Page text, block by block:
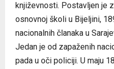
književnosti. Postavljen je
osnovnoj školi u Bijeljini,
nacionalnih članaka u
Jedan je od zapaženih
pada u oči policiji. U maju